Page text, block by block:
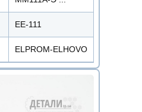
ЕЕ-111
ELPROM-ELHOVO